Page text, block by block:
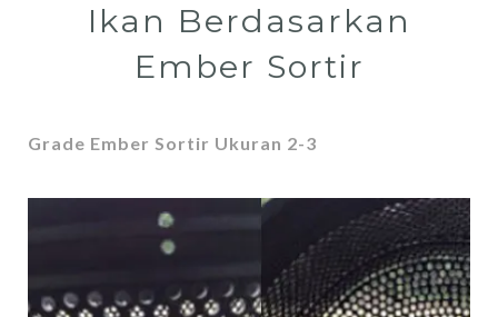
Ikan Berdasarkan
Ember Sortir
Grade Ember Sortir Ukuran 2-3